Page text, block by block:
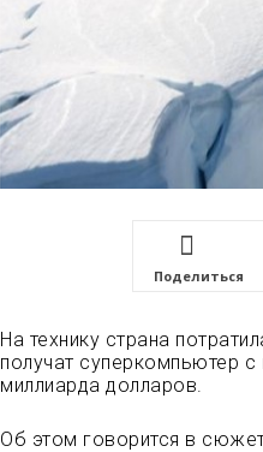
Поделиться
На технику страна
получат суперкомпьютер с
миллиарда долларов.
Об этом говорится в